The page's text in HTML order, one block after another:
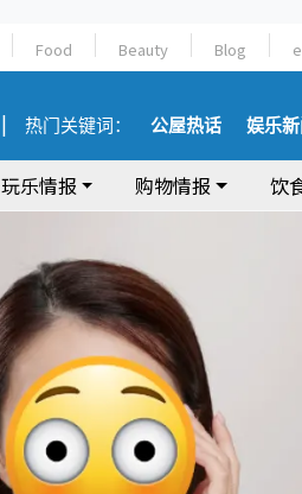
Food Beauty Blog
热门关键词： 公屋热话 娱乐新
玩乐情报 购物情报 饮